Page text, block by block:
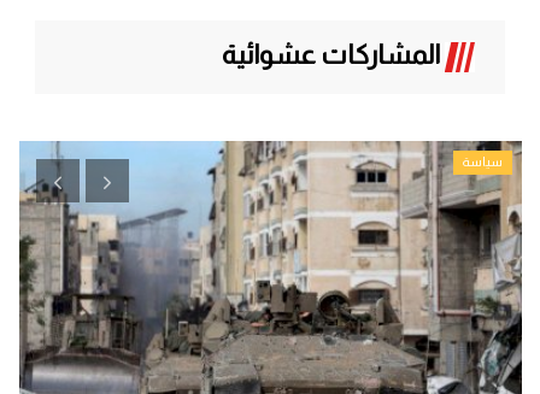
المشاركات عشوائية
سياسة